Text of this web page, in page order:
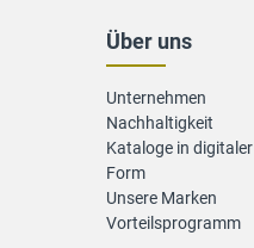
Über uns
Unternehmen
Nachhaltigkeit
Kataloge in digitaler
Form
Unsere Marken
Vorteilsprogramm